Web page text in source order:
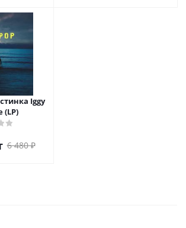
Iggy
(LP)
6 480₽